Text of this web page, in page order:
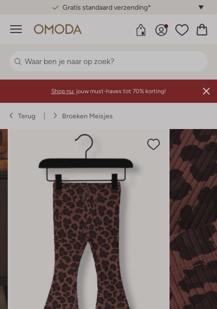
Gratis standaard verzending*
Menu
Shop nu: jouw must-haves tot 70% korting!
Terug Broeken Meisjes